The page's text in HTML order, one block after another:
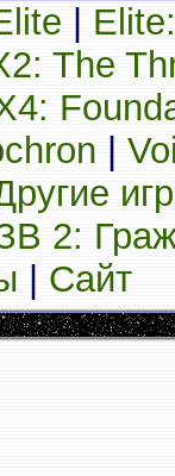
The
2:
Сайт